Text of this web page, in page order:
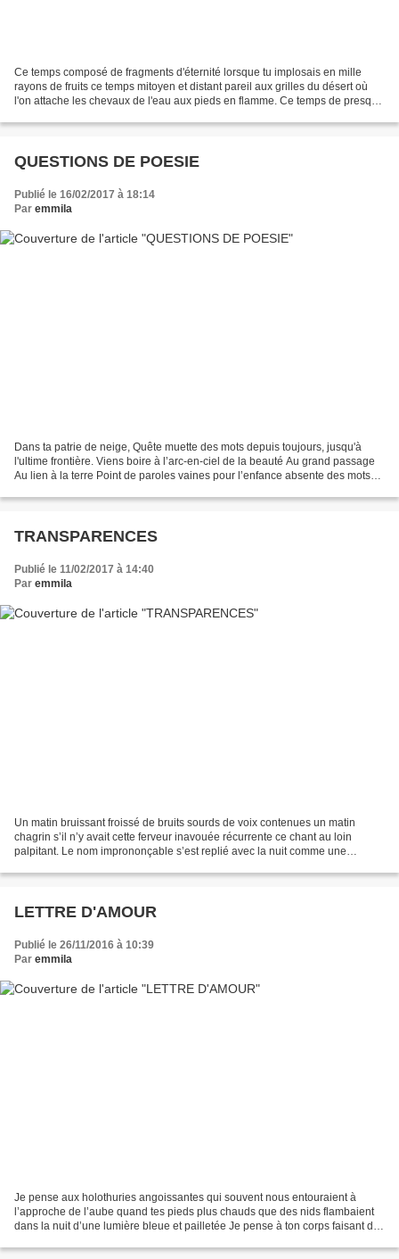
Ce temps composé de fragments d'éternité lorsque tu implosais en mille
rayons de fruits ce temps mitoyen et distant pareil aux grilles du désert où
l'on attache les chevaux de l'eau aux pieds en flamme. Ce temps de presque
QUESTIONS DE POESIE
Publié le 16/02/2017 à 18:14
Par emmila
Dans ta patrie de neige, Quête muette des mots depuis toujours, jusqu'à
l'ultime frontière. Viens boire à l’arc-en-ciel de la beauté Au grand passage
Au lien à la terre Point de paroles vaines pour l’enfance absente des mots
TRANSPARENCES
Publié le 11/02/2017 à 14:40
Par emmila
Un matin bruissant froissé de bruits sourds de voix contenues un matin
chagrin s’il n’y avait cette ferveur inavouée récurrente ce chant au loin
palpitant. Le nom imprononçable s’est replié avec la nuit comme une
LETTRE D'AMOUR
Publié le 26/11/2016 à 10:39
Par emmila
Je pense aux holothuries angoissantes qui souvent nous entouraient à
l’approche de l’aube quand tes pieds plus chauds que des nids flambaient
dans la nuit d’une lumière bleue et pailletée Je pense à ton corps faisant du